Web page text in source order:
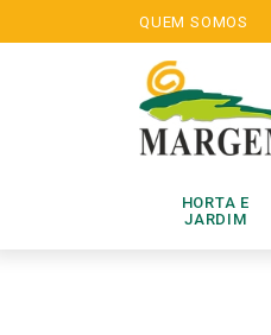
QUEM SOMOS
HORTA E
JARDIM